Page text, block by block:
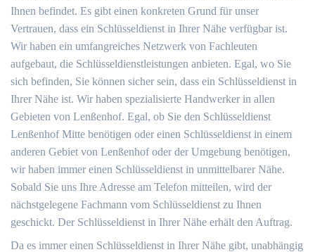
Ihnen befindet. Es gibt einen konkreten Grund für unser
Vertrauen, dass ein Schlüsseldienst in Ihrer Nähe verfügbar ist.
Wir haben ein umfangreiches Netzwerk von Fachleuten
aufgebaut, die Schlüsseldienstleistungen anbieten. Egal, wo Sie
sich befinden, Sie können sicher sein, dass ein Schlüsseldienst in
Ihrer Nähe ist. Wir haben spezialisierte Handwerker in allen
Gebieten von Lenßenhof. Egal, ob Sie den Schlüsseldienst
Lenßenhof Mitte benötigen oder einen Schlüsseldienst in einem
anderen Gebiet von Lenßenhof oder der Umgebung benötigen,
wir haben immer einen Schlüsseldienst in unmittelbarer Nähe.
Sobald Sie uns Ihre Adresse am Telefon mitteilen, wird der
nächstgelegene Fachmann vom Schlüsseldienst zu Ihnen
geschickt. Der Schlüsseldienst in Ihrer Nähe erhält den Auftrag.
Da es immer einen Schlüsseldienst in Ihrer Nähe gibt, unabhängig